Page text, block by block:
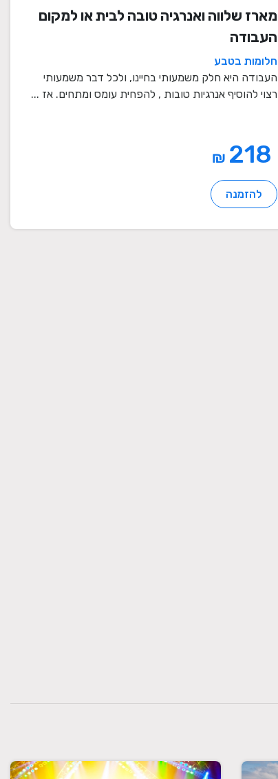
מארז שלווה ואנרגיה טובה לבית או למקום
העבודה
חלומות בטבע
העבודה היא חלק משמעותי בחיינו, ולכל דבר משמעותי
רצוי להוסיף אנרגיות טובות , להפחית עומס ומתחים. אז ...
₪
להזמנה